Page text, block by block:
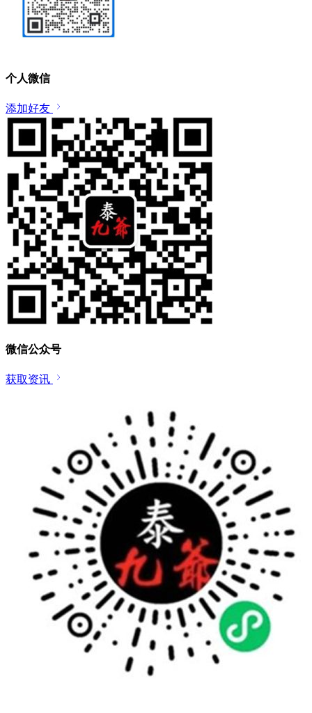
个人微信
添加好友
微信公众号
获取资讯